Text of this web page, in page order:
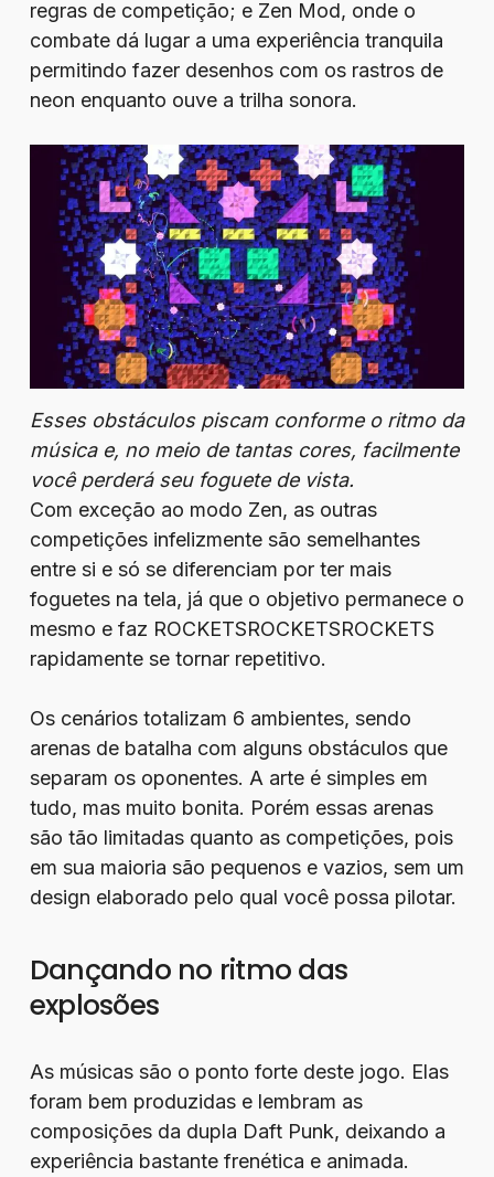
regras de competição; e Zen Mod, onde o
combate dá lugar a uma experiência tranquila
permitindo fazer desenhos com os rastros de
neon enquanto ouve a trilha sonora.
Esses obstáculos piscam conforme o ritmo da
música e, no meio de tantas cores, facilmente
você perderá seu foguete de vista.
Com exceção ao modo Zen, as outras
competições infelizmente são semelhantes
entre si e só se diferenciam por ter mais
foguetes na tela, já que o objetivo permanece o
mesmo e faz ROCKETSROCKETSROCKETS
rapidamente se tornar repetitivo.
Os cenários totalizam 6 ambientes, sendo
arenas de batalha com alguns obstáculos que
separam os oponentes. A arte é simples em
tudo, mas muito bonita. Porém essas arenas
são tão limitadas quanto as competições, pois
em sua maioria são pequenos e vazios, sem um
design elaborado pelo qual você possa pilotar.
Dançando no ritmo das
explosões
As músicas são o ponto forte deste jogo. Elas
foram bem produzidas e lembram as
composições da dupla Daft Punk, deixando a
experiência bastante frenética e animada.